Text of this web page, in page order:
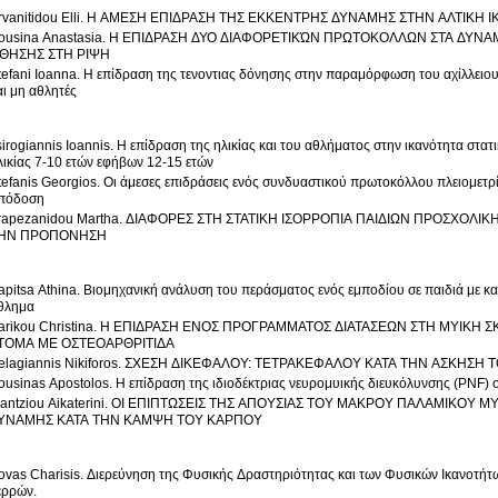
Elli. Η ΑΜΕΣΗ ΕΠΙΔΡΑΣΗ ΤΗΣ ΕΚΚΕΝΤΡΗΣ ΔΥΝΑΜΗΣ ΣΤΗΝ ΑΛΤΙΚΗ
Anastasia. Η ΕΠΙΔΡΑΣΗ ΔΥΟ ΔΙΑΦΟΡΕΤΙΚΏΝ ΠΡΩΤΟΚΟΛΛΩΝ ΣΤΑ
ΣΤΗ ΡΙΨΗ
Ioanna. Η επίδραση της τενοντιας δόνησης στην παραμόρφωση του
μη αθλητές
Ioannis. Η επίδραση της ηλικίας και του αθλήματος στην ικανότητα
7-10 ετών εφήβων 12-15 ετών
Georgios. Οι άμεσες επιδράσεις ενός συνδυαστικού πρωτοκόλλου
Martha. ΔΙΑΦΟΡΕΣ ΣΤΗ ΣΤΑΤΙΚΗ ΙΣΟΡΡΟΠΙΑ ΠΑΙΔΙΩΝ
ΠΡΟΠΟΝΗΣΗ
Athina. Βιομηχανική ανάλυση του περάσματος ενός εμποδίου σε παιδιά με
Christina. Η ΕΠΙΔΡΑΣΗ ΕΝΟΣ ΠΡΟΓΡΑΜΜΑΤΟΣ ΔΙΑΤΑΣΕΩΝ ΣΤΗ ΜΥΙΚΗ
ΜΕ ΟΣΤΕΟΑΡΘΡΙΤΙΔΑ
Nikiforos. ΣΧΕΣΗ ΔΙΚΕΦΑΛΟΥ: ΤΕΤΡΑΚΕΦΑΛΟΥ ΚΑΤΑ ΤΗΝ ΑΣΚΗΣΗ
Aikaterini. ΟΙ ΕΠΙΠΤΩΣΕΙΣ ΤΗΣ ΑΠΟΥΣΙΑΣ ΤΟΥ ΜΑΚΡΟΥ ΠΑΛΑΜΙΚΟΥ
ΚΑΤΑ ΤΗΝ ΚΑΜΨΗ ΤΟΥ ΚΑΡΠΟΥ
Charisis. Διερεύνηση της Φυσικής Δραστηριότητας και των Φυσικών